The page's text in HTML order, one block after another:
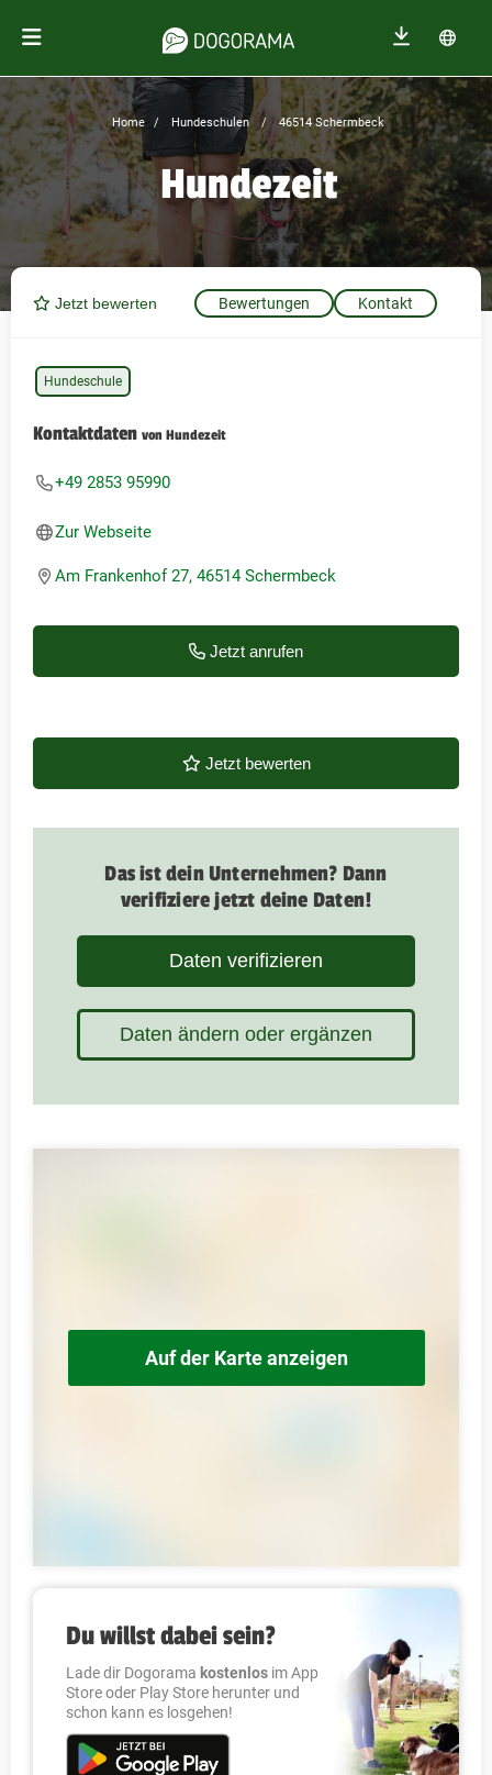
Home Hundeschulen 46514 Schermbeck
Hundezeit
Jetzt bewerten Bewertungen Kontakt
Hundeschule
Kontaktdaten von Hundezeit
+49 2853 95990
Zur Webseite
Am Frankenhof 27, 46514 Schermbeck
Jetzt anrufen
Jetzt bewerten
Das ist dein Unternehmen? Dann
verifiziere jetzt deine Daten!
Daten verifizieren
Daten ändern oder ergänzen
Auf der Karte anzeigen
Du willst dabei sein?
Lade dir Dogorama kostenlos im App
Store oder Play Store herunter und
schon kann es losgehen!